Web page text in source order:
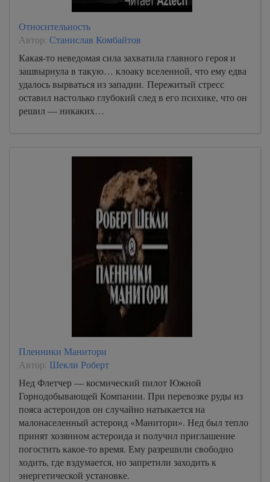
Относительность
Автор: Станислав Комбайтов
Какая-то неведомая сила захватила главного героя и
зашвырнула в такую… клоаку вселенной, что ему едва
удалось вырваться из западни. Пережитый стресс
оставил настолько глубокий след в его психике, что он
решил — никаких…
Пленники Манитори
Автор: Шекли Роберт
Нед Флетчер — космический пилот Южной
Горнодобывающей Компании. При перевозке руды из
пояса астероидов он случайно натыкается на
малонаселенный астероид «Манитори». Нед был тепло
принят хозяином астероида и получил приглашение
погостить какое-то время. Ему разрешили свободно
ходить, где вздумается, но запретили заходить к
энергетической установке.